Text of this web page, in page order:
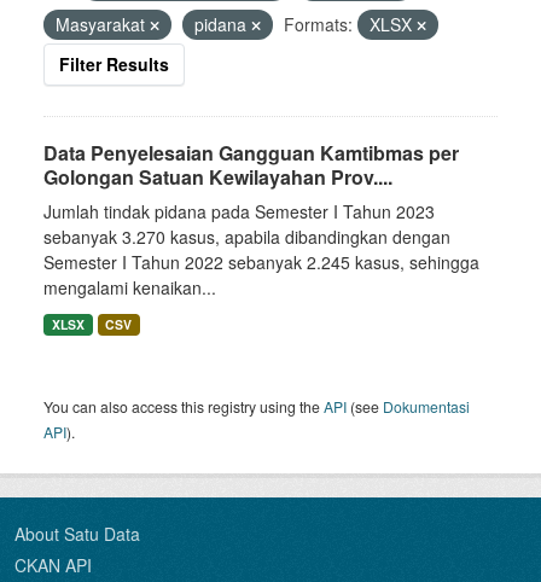
Masyarakat
pidana Formats:
XLSX
Filter Results
Data Penyelesaian Gangguan Kamtibmas per
Golongan Satuan Kewilayahan Prov....
Jumlah tindak pidana pada Semester I Tahun 2023
sebanyak 3.270 kasus, apabila dibandingkan dengan
Semester I Tahun 2022 sebanyak 2.245 kasus, sehingga
mengalami kenaikan...
XLSX CSV
You can also access this registry using theAPI (see Dokumentasi
API).
About Satu Data
CKAN API